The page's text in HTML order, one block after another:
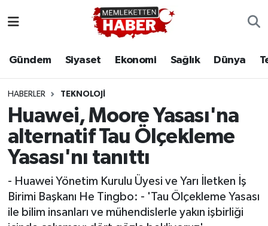
Gündem Siyaset Ekonomi Sağlık Dünya
HABERLER TEKNOLOJI
Huawei, Moore Yasası'na
alternatif Tau Ölçekleme
Yasası'nı tanıttı
- Huawei Yönetim Kurulu Üyesi ve Yarı İletken İş
Birimi Başkanı He Tingbo: - 'Tau Ölçekleme Yasası
ile bilim insanları ve mühendislerle yakın işbirliği